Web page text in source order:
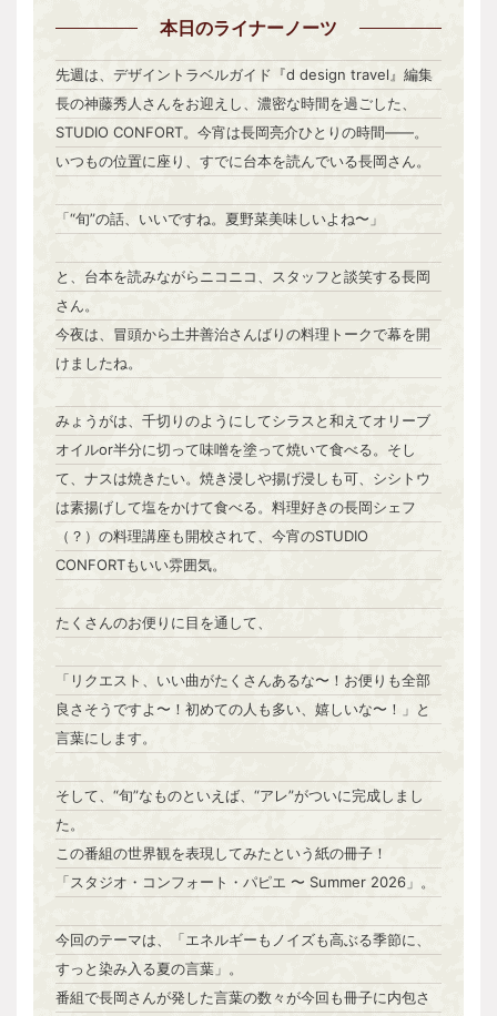
本日のライナーノーツ
先週は、デザイントラベルガイド『d design travel』編集
長の神藤秀人さんをお迎えし、濃密な時間を過ごした、
STUDIO CONFORT。今宵は長岡亮介ひとりの時間――。
いつもの位置に座り、すでに台本を読んでいる長岡さん。
「“旬”の話、いいですね。夏野菜美味しいよね〜」
と、台本を読みながらニコニコ、スタッフと談笑する長岡
さん。
今夜は、冒頭から土井善治さんばりの料理トークで幕を開
けましたね。
みょうがは、千切りのようにしてシラスと和えてオリーブ
オイルor半分に切って味噌を塗って焼いて食べる。そし
て、ナスは焼きたい。焼き浸しや揚げ浸しも可、シシトウ
は素揚げして塩をかけて食べる。料理好きの長岡シェフ
（？）の料理講座も開校されて、今宵のSTUDIO
CONFORTもいい雰囲気。
たくさんのお便りに目を通して、
「リクエスト、いい曲がたくさんあるな〜！お便りも全部
良さそうですよ〜！初めての人も多い、嬉しいな〜！」と
言葉にします。
そして、“旬”なものといえば、“アレ”がついに完成しまし
た。
この番組の世界観を表現してみたという紙の冊子！
「スタジオ・コンフォート・パピエ 〜 Summer 2026」。
今回のテーマは、「エネルギーもノイズも高ぶる季節に、
すっと染み入る夏の言葉」。
番組で長岡さんが発した言葉の数々が今回も冊子に内包さ